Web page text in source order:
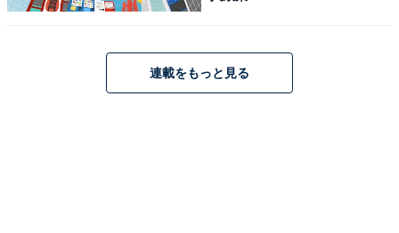
連載をもっと見る